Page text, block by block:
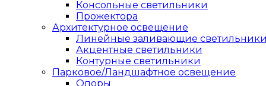
Консольные светильники
Прожектора
Архитектурное освещение
Линейные заливающие
Акцентные светильники
Контурные светильники
Парковое/Ландшафтное освещение
Опоры